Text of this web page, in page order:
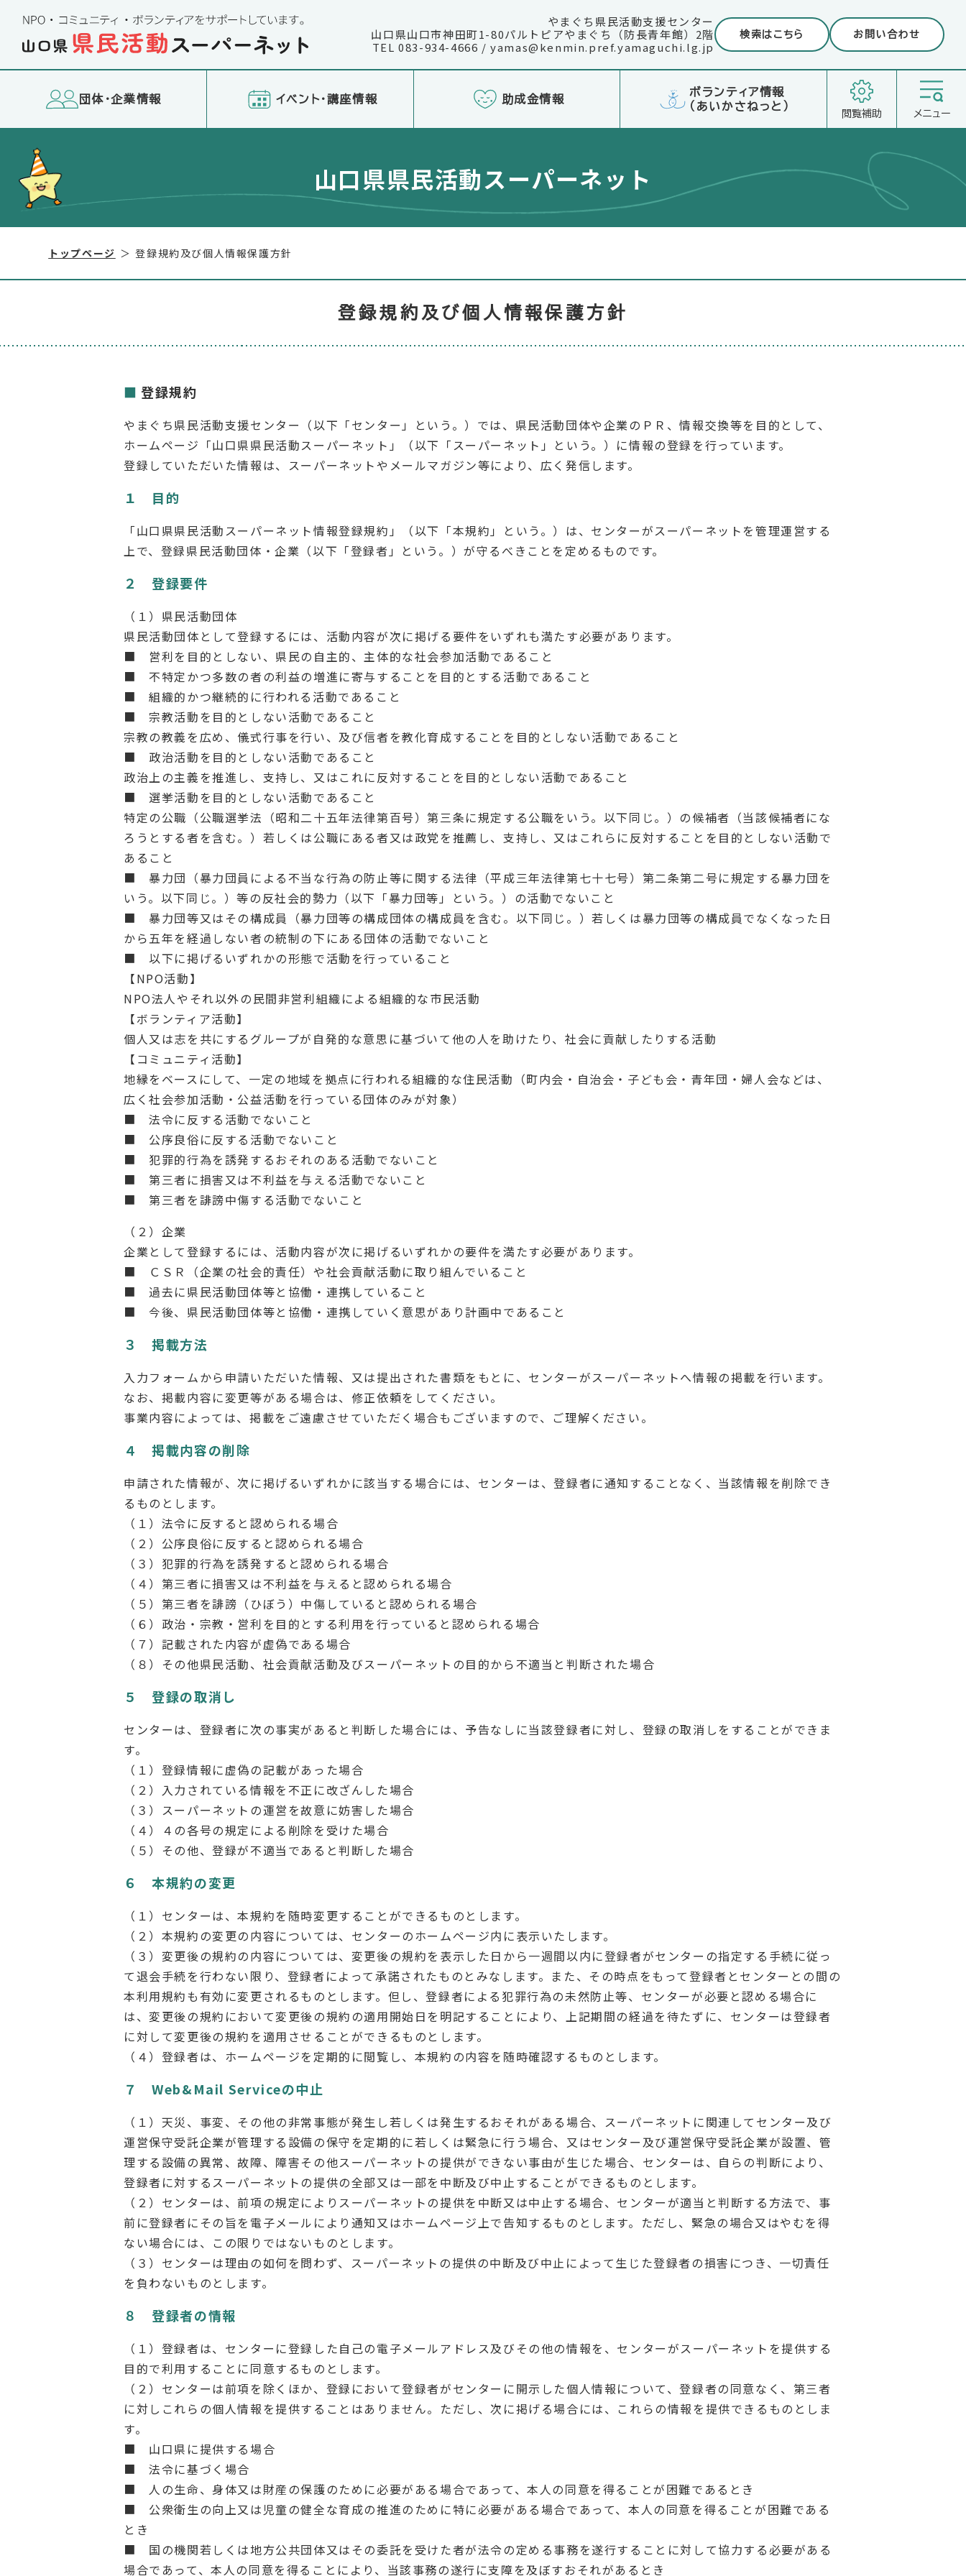
やまぐち県民活動支援センター
山口県山口市神田町1-80パルトピアやまぐち（防長青年館）2階
TEL 083-934-4666 / yamas@kenmin.pref.yamaguchi.lg.jp
検索はこちら お問い合わせ
団体・企業情報 イベント・講座情報 助成金情報
ボランティア情報
（あいかさねっと）
閲覧補助 メニュー
山口県県民活動スーパーネット
トップページ 登録規約及び個人情報保護方針
登録規約及び個人情報保護方針
登録規約
やまぐち県民活動支援センター（以下「センター」という。）では、県民活動団体や企業のＰＲ、情報交換等を目的として、
ホームページ「山口県県民活動スーパーネット」（以下「スーパーネット」という。）に情報の登録を行っています。
登録していただいた情報は、スーパーネットやメールマガジン等により、広く発信します。
１ 目的
「山口県県民活動スーパーネット情報登録規約」（以下「本規約」という。）は、センターがスーパーネットを管理運営する
上で、登録県民活動団体・企業（以下「登録者」という。）が守るべきことを定めるものです。
２ 登録要件
（１）県民活動団体
県民活動団体として登録するには、活動内容が次に掲げる要件をいずれも満たす必要があります。
■ 営利を目的としない、県民の自主的、主体的な社会参加活動であること
■ 不特定かつ多数の者の利益の増進に寄与することを目的とする活動であること
■ 組織的かつ継続的に行われる活動であること
■ 宗教活動を目的としない活動であること
宗教の教義を広め、儀式行事を行い、及び信者を教化育成することを目的としない活動であること
■ 政治活動を目的としない活動であること
政治上の主義を推進し、支持し、又はこれに反対することを目的としない活動であること
■ 選挙活動を目的としない活動であること
特定の公職（公職選挙法（昭和二十五年法律第百号）第三条に規定する公職をいう。以下同じ。）の候補者（当該候補者にな
ろうとする者を含む。）若しくは公職にある者又は政党を推薦し、支持し、又はこれらに反対することを目的としない活動で
あること
■ 暴力団（暴力団員による不当な行為の防止等に関する法律（平成三年法律第七十七号）第二条第二号に規定する暴力団を
いう。以下同じ。）等の反社会的勢力（以下「暴力団等」という。）の活動でないこと
■ 暴力団等又はその構成員（暴力団等の構成団体の構成員を含む。以下同じ。）若しくは暴力団等の構成員でなくなった日
から五年を経過しない者の統制の下にある団体の活動でないこと
■ 以下に掲げるいずれかの形態で活動を行っていること
【NPO活動】
NPO法人やそれ以外の民間非営利組織による組織的な市民活動
【ボランティア活動】
個人又は志を共にするグループが自発的な意思に基づいて他の人を助けたり、社会に貢献したりする活動
【コミュニティ活動】
地縁をベースにして、一定の地域を拠点に行われる組織的な住民活動（町内会・自治会・子ども会・青年団・婦人会などは、
広く社会参加活動・公益活動を行っている団体のみが対象）
■ 法令に反する活動でないこと
■ 公序良俗に反する活動でないこと
■ 犯罪的行為を誘発するおそれのある活動でないこと
■ 第三者に損害又は不利益を与える活動でないこと
■ 第三者を誹謗中傷する活動でないこと
（２）企業
企業として登録するには、活動内容が次に掲げるいずれかの要件を満たす必要があります。
■ ＣＳＲ（企業の社会的責任）や社会貢献活動に取り組んでいること
■ 過去に県民活動団体等と協働・連携していること
■ 今後、県民活動団体等と協働・連携していく意思があり計画中であること
３ 掲載方法
入力フォームから申請いただいた情報、又は提出された書類をもとに、センターがスーパーネットへ情報の掲載を行います。
なお、掲載内容に変更等がある場合は、修正依頼をしてください。
事業内容によっては、掲載をご遠慮させていただく場合もございますので、ご理解ください。
４ 掲載内容の削除
申請された情報が、次に掲げるいずれかに該当する場合には、センターは、登録者に通知することなく、当該情報を削除でき
るものとします。
（１）法令に反すると認められる場合
（２）公序良俗に反すると認められる場合
（３）犯罪的行為を誘発すると認められる場合
（４）第三者に損害又は不利益を与えると認められる場合
（５）第三者を誹謗（ひぼう）中傷していると認められる場合
（６）政治・宗教・営利を目的とする利用を行っていると認められる場合
（７）記載された内容が虚偽である場合
（８）その他県民活動、社会貢献活動及びスーパーネットの目的から不適当と判断された場合
５ 登録の取消し
センターは、登録者に次の事実があると判断した場合には、予告なしに当該登録者に対し、登録の取消しをすることができま
す。
（１）登録情報に虚偽の記載があった場合
（２）入力されている情報を不正に改ざんした場合
（３）スーパーネットの運営を故意に妨害した場合
（４）４の各号の規定による削除を受けた場合
（５）その他、登録が不適当であると判断した場合
６ 本規約の変更
（１）センターは、本規約を随時変更することができるものとします。
（２）本規約の変更の内容については、センターのホームページ内に表示いたします。
（３）変更後の規約の内容については、変更後の規約を表示した日から一週間以内に登録者がセンターの指定する手続に従っ
て退会手続を行わない限り、登録者によって承諾されたものとみなします。また、その時点をもって登録者とセンターとの間の
本利用規約も有効に変更されるものとします。但し、登録者による犯罪行為の未然防止等、センターが必要と認める場合に
は、変更後の規約において変更後の規約の適用開始日を明記することにより、上記期間の経過を待たずに、センターは登録者
に対して変更後の規約を適用させることができるものとします。
（４）登録者は、ホームページを定期的に閲覧し、本規約の内容を随時確認するものとします。
７ Web&Mail Serviceの中止
（１）天災、事変、その他の非常事態が発生し若しくは発生するおそれがある場合、スーパーネットに関連してセンター及び
運営保守受託企業が管理する設備の保守を定期的に若しくは緊急に行う場合、又はセンター及び運営保守受託企業が設置、管
理する設備の異常、故障、障害その他スーパーネットの提供ができない事由が生じた場合、センターは、自らの判断により、
登録者に対するスーパーネットの提供の全部又は一部を中断及び中止することができるものとします。
（２）センターは、前項の規定によりスーパーネットの提供を中断又は中止する場合、センターが適当と判断する方法で、事
前に登録者にその旨を電子メールにより通知又はホームページ上で告知するものとします。ただし、緊急の場合又はやむを得
ない場合には、この限りではないものとします。
（３）センターは理由の如何を問わず、スーパーネットの提供の中断及び中止によって生じた登録者の損害につき、一切責任
を負わないものとします。
８ 登録者の情報
（１）登録者は、センターに登録した自己の電子メールアドレス及びその他の情報を、センターがスーパーネットを提供する
目的で利用することに同意するものとします。
（２）センターは前項を除くほか、登録において登録者がセンターに開示した個人情報について、登録者の同意なく、第三者
に対しこれらの個人情報を提供することはありません。ただし、次に掲げる場合には、これらの情報を提供できるものとしま
す。
■ 山口県に提供する場合
■ 法令に基づく場合
■ 人の生命、身体又は財産の保護のために必要がある場合であって、本人の同意を得ることが困難であるとき
■ 公衆衛生の向上又は児童の健全な育成の推進のために特に必要がある場合であって、本人の同意を得ることが困難である
とき
■ 国の機関若しくは地方公共団体又はその委託を受けた者が法令の定める事務を遂行することに対して協力する必要がある
場合であって、本人の同意を得ることにより、当該事務の遂行に支障を及ぼすおそれがあるとき